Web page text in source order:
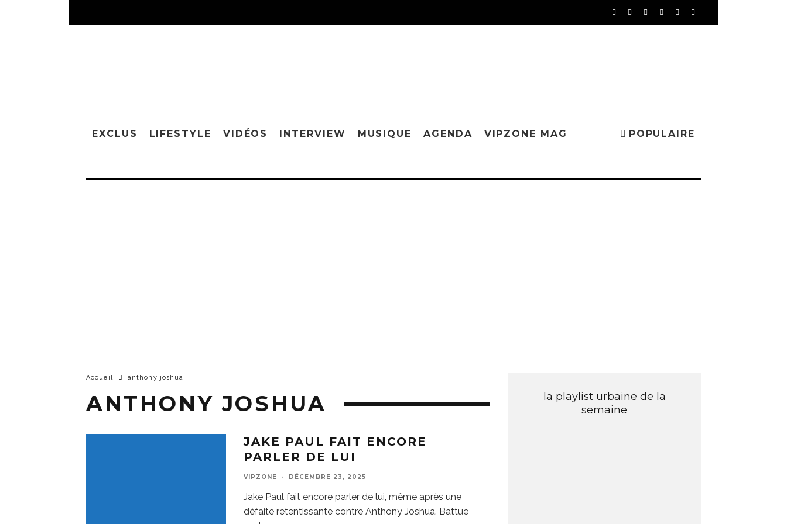
EXCLUS LIFESTYLE VIDÉOS INTERVIEW MUSIQUE AGENDA VIPZONE MAG POPULAIRE
Accueil anthony joshua
ANTHONY JOSHUA
JAKE PAUL FAIT ENCORE
PARLER DE LUI
VIPZONE · DÉCEMBRE 23, 2025
Jake Paul fait encore parler de lui, même après une
défaite retentissante contre Anthony Joshua. Battue
la playlist urbaine de la
semaine